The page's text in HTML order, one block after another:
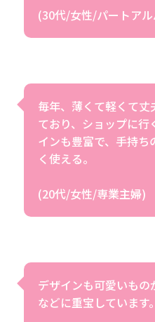
(30代/女性/パートア
毎年、薄くて軽くて
ており、ショップに行
インも豊富で、手持
く使える。
(20代/女性/専業主婦)
デザインも可愛いも
などに重宝しています。